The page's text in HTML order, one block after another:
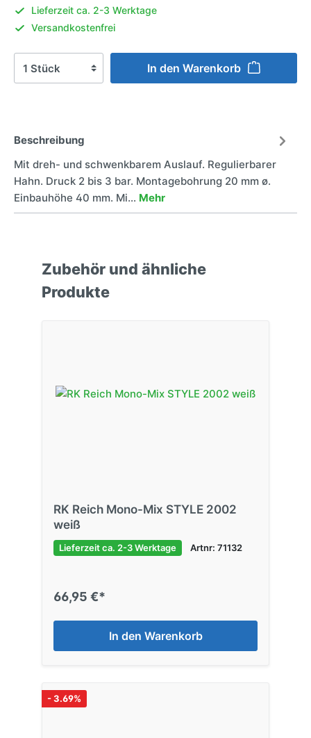
Lieferzeit ca. 2-3 Werktage
Versandkostenfrei
In den Warenkorb
Beschreibung
Mit dreh- und schwenkbarem Auslauf. Regulierbarer
Hahn. Druck 2 bis 3 bar. Montagebohrung 20 mm ø.
Einbauhöhe 40 mm. Mi… Mehr
Zubehör und ähnliche
Produkte
RK Reich Mono-Mix STYLE 2002
weiß
Lieferzeit ca. 2-3 Werktage Artnr: 71132
66,95 €*
In den Warenkorb
- 3.69%